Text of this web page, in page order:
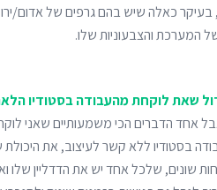
בעיקר כאלה שיש בהם גרפים של אדום/
המערכת והצבעוניות שלו.
שאת לוקחת מהעבודה בסטודיו
אחד הדברים הכי משמעותיים שאני
בסטודיו ללא קשר לעיצוב, את
שונים, שלכל אחד יש את הדדליין